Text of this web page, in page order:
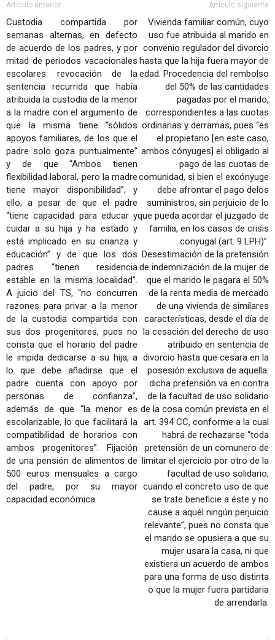
Artículo anterior
Custodia compartida por
semanas alternas, en defecto
de acuerdo de los padres, y por
mitad de periodos vacacionales
escolares: revocación de la
sentencia recurrida que había
atribuida la custodia de la menor
a la madre con el argumento de
que la misma tiene “sólidos
apoyos familiares, de los que el
padre solo goza puntualmente”
y de que “Ambos tienen
flexibilidad laboral, pero la madre
tiene mayor disponibilidad”; y
ello, a pesar de que el padre
“tiene capacidad para educar y
cuidar a su hija y ha estado y
está implicado en su crianza y
educación” y de que los dos
padres “tienen residencia
estable en la misma localidad”.
A juicio del TS, “no concurren
razones para privar a la menor
de la custodia compartida con
sus dos progenitores, pues no
consta que el horario del padre
le impida dedicarse a su hija, a
lo que debe añadirse que el
padre cuenta con apoyo por
personas de confianza”,
además de que “la menor es
escolarizable, lo que facilitará la
compatibilidad de horarios con
ambos progenitores”. Fijación
de una pensión de alimentos de
500 euros mensuales a cargo
del padre, por su mayor
capacidad económica.
Artículo siguiente
Vivienda familiar común, cuyo
uso fue atribuida al marido en
convenio regulador del divorcio
hasta que la hija fuera mayor de
edad. Procedencia del rembolso
del 50% de las cantidades
pagadas por el marido,
correspondientes a las cuotas
ordinarias y derramas, pues “es
el propietario [en este caso,
ambos cónyuges] el obligado al
pago de las cuotas de
comunidad, si bien el excónyuge
debe afrontar el pago delos
suministros, sin perjuicio de lo
que pueda acordar el juzgado de
familia, en los casos de crisis
conyugal (art. 9 LPH)”.
Desestimación de la pretensión
de indemnización de la mujer de
que el marido le pagara el 50%
de la renta media de mercado
de una vivienda de similares
características, desde el día de
la cesación del derecho de uso
atribuido en sentencia de
divorcio hasta que cesara en la
posesión exclusiva de aquella:
dicha pretensión va en contra
de la facultad de uso solidario
de la cosa común prevista en el
art. 394 CC, conforme a la cual
habrá de rechazarse “toda
pretensión de un comunero de
limitar el ejercicio por otro de la
facultad de uso solidario,
cuando el concreto uso de que
se trate beneficie a éste y no
cause a aquél ningún perjuicio
relevante”, pues no consta que
el marido se opusiera a que su
mujer usara la casa, ni que
existiera un acuerdo de ambos
para una forma de uso distinta
o que la mujer fuera partidaria
de arrendarla.